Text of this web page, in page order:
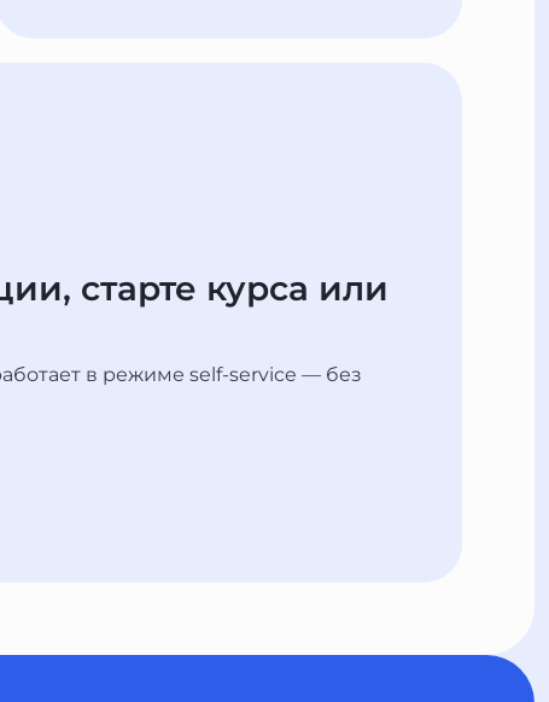
старте курса или
в режиме self-service — без